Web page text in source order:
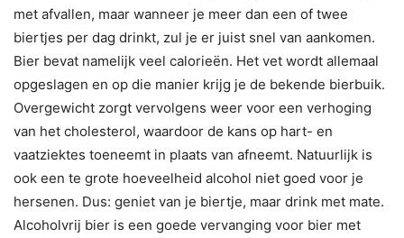
met afvallen, maar wanneer je meer dan een of twee
biertjes per dag drinkt, zul je er juist snel van aankomen.
Bier bevat namelijk veel calorieën. Het vet wordt allemaal
opgeslagen en op die manier krijg je de bekende bierbuik.
Overgewicht zorgt vervolgens weer voor een verhoging
van het cholesterol, waardoor de kans op hart- en
vaatziektes toeneemt in plaats van afneemt. Natuurlijk is
ook een te grote hoeveelheid alcohol niet goed voor je
hersenen. Dus: geniet van je biertje, maar drink met mate.
Alcoholvrij bier is een goede vervanging voor bier met